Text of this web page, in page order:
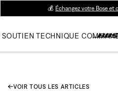
💰 Échangez votre Bose et
SOUTIEN TECHNIQUE
VOIR TOUS LES ARTICLES